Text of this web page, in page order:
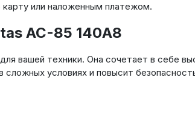
или наложенным платежом.
AC-85 140A8
вашей техники. Она сочетает в себе
условиях и повысит